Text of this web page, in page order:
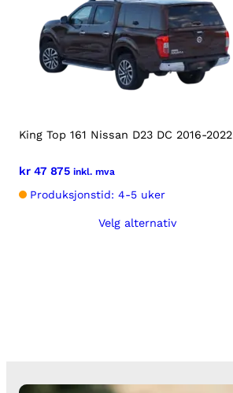
King Top 161 Nissan D23 DC 2016-2022
kr 47 875 inkl. mva
Produksjonstid: 4-5 uker
Velg alternativ
på